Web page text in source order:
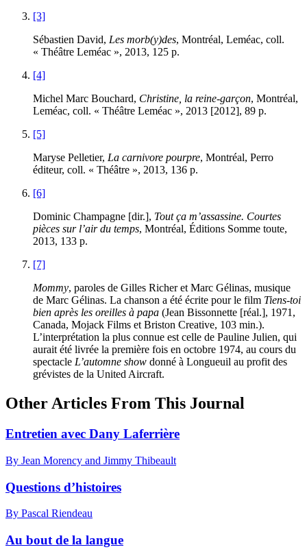
[3]
Sébastien David, Les morb(y)des, Montréal, Leméac, coll.
« Théâtre Leméac », 2013, 125 p.
[4]
Michel Marc Bouchard, Christine, la reine-garçon, Montréal,
Leméac, coll. « Théâtre Leméac », 2013 [2012], 89 p.
[5]
Maryse Pelletier, La carnivore pourpre, Montréal, Perro
éditeur, coll. « Théâtre », 2013, 136 p.
[6]
Dominic Champagne [dir.], Tout ça m’assassine. Courtes
pièces sur l’air du temps, Montréal, Éditions Somme toute,
2013, 133 p.
[7]
Mommy, paroles de Gilles Richer et Marc Gélinas, musique
de Marc Gélinas. La chanson a été écrite pour le film Tiens-toi
bien après les oreilles à papa (Jean Bissonnette [réal.], 1971,
Canada, Mojack Films et Briston Creative, 103 min.).
L’interprétation la plus connue est celle de Pauline Julien, qui
aurait été livrée la première fois en octobre 1974, au cours du
spectacle L’automne show donné à Longueuil au profit des
grévistes de la United Aircraft.
Other Articles From This Journal
Entretien avec Dany Laferrière
By Jean Morency and Jimmy Thibeault
Questions d’histoires
By Pascal Riendeau
Au bout de la langue